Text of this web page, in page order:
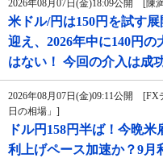
2026年08月07日(金)18:09公開 [陳
米ドル/円は150円を試す
迎え、2026年中に140円
はない！ 今回の介入は成
2026年08月07日(金)09:11公開 [FX
日の相場」]
ドル円158円半ば！今晩
利上げペース加速か？9月